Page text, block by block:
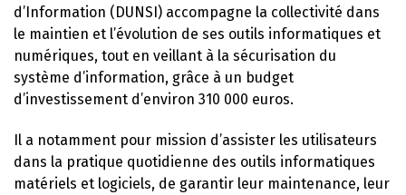
d’Information (DUNSI) accompagne la collectivité dans
le maintien et l’évolution de ses outils informatiques et
numériques, tout en veillant à la sécurisation du
système d’information, grâce à un budget
d’investissement d’environ 310 000 euros.
Il a notamment pour mission d’assister les utilisateurs
dans la pratique quotidienne des outils informatiques
matériels et logiciels, de garantir leur maintenance, leur